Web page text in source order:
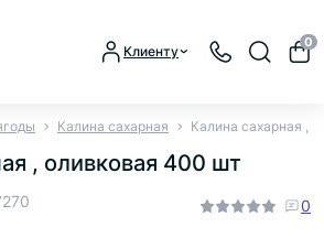
Клиенту
0
Калина сахарная Калина сахарная ,
, оливковая 400 шт
0